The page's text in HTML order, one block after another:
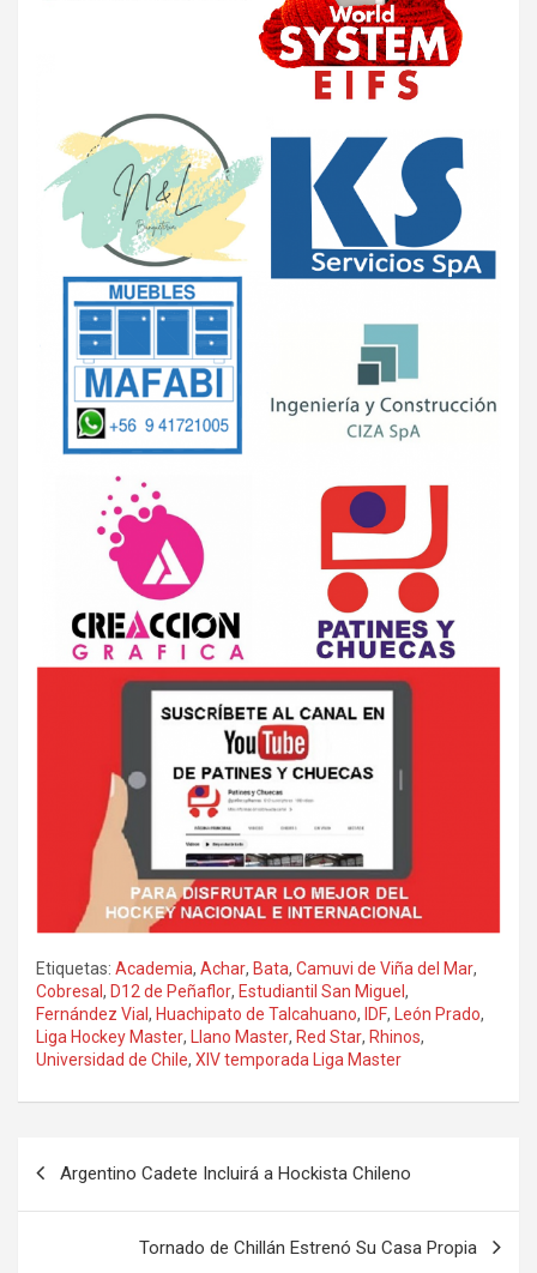
Etiquetas: Academia, Achar, Bata, Camuvi de Viña del Mar,
Cobresal , D12 de Peñaflor, Estudiantil San Miguel ,
Fernández Vial , Huachipato de Talcahuano, IDF, León Prado,
Liga Hockey Master, Llano Master, Red Star, Rhinos,
Universidad de Chile, XIV temporada Liga Master
Argentino Cadete Incluirá a Hockista Chileno
Tornado de Chillán Estrenó Su Casa Propia